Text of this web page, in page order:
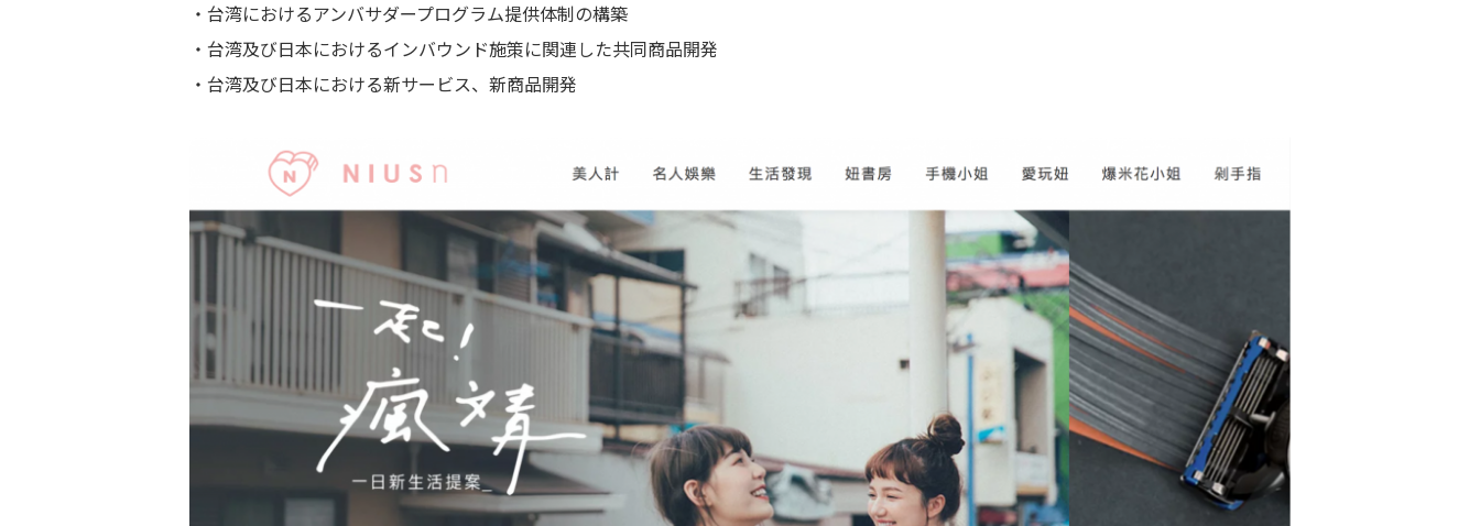
・台湾におけるアンバサダープログラム提供体制の構築
・台湾及び日本におけるインバウンド施策に関連した共同商品開発
・台湾及び日本における新サービス、新商品開発